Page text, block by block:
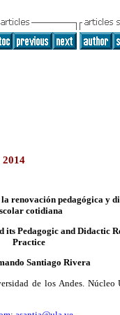
2014
renovación pedagógica y
cotidiana
its Pedagogic and Didactic R
Practice
ando Santiago Rivera
de los Andes. Núcleo